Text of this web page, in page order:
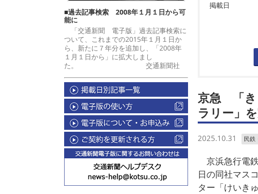
■過去記事検索 2008年１月１日から可
能に
「交通新聞 電子版」過去記事検索に
ついて、これまでの2015年１月１日か
ら、新たに７年分を追加し、「2008年
１月１日から」に拡大しまし
た。 交通新聞社
掲載日
京急 「き
ラリー」
2025.10.31 民鉄
京浜急行電
日の同社マス
ター「けいき